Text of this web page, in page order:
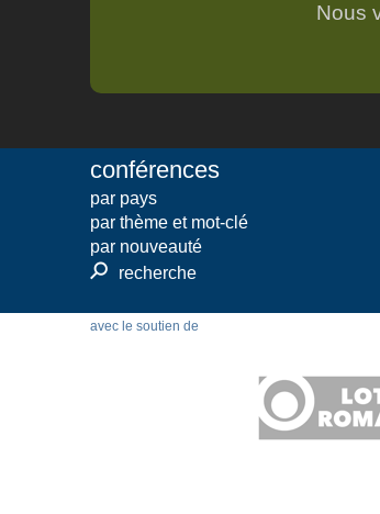
Nous
conférences
par pays
par thème et mot-clé
par nouveauté
⚲ recherche
avec le soutien de